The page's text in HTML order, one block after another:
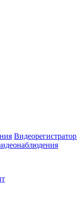
Видеорегистратор